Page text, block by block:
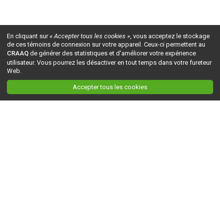
En cliquant sur« Accepter tous les cookies », vous acceptez le stockage
de ces témoins de connexion sur votre appareil. Ceux-ci permettent au
CRAAQ de générer des statistiques et d'améliorer votre expérience
utilisateur. Vous pourrez les désactiver en tout temps dans votre fureteur
Web.
Accepter tous les cookies